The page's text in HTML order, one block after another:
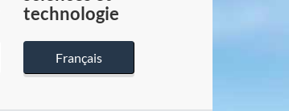
Canada
technologie
Français